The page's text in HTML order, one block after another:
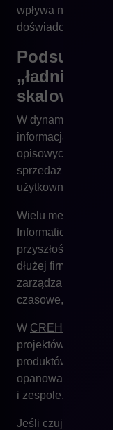
wpływa na
doświadczenia
W dynamicznym
informacją
opisowych w CMS.
sprzedaż, SEO,
użytkownika, a
Wielu menedżerów
Information
przyszłości – „na
dłużej firma
zarządzania
czasowe,
W CREHLER
projektów: firmy,
produktów i jeden
opanować chaos
i zespole, który
Jeśli czujesz, że